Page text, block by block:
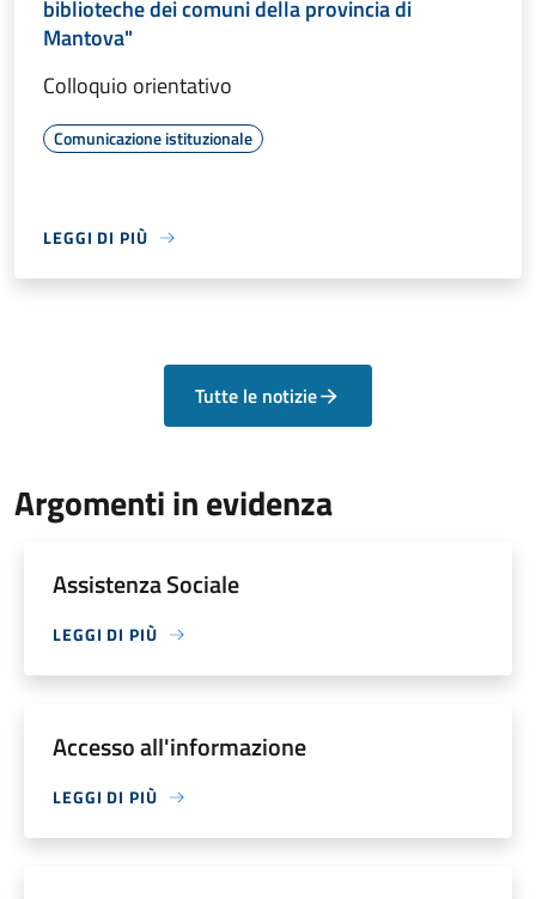
biblioteche dei comuni della provincia di
Mantova"
Colloquio orientativo
Comunicazione istituzionale
LEGGI DI PIÙ
Tutte le notizie
Argomenti in evidenza
Assistenza Sociale
LEGGI DI PIÙ
Accesso all'informazione
LEGGI DI PIÙ